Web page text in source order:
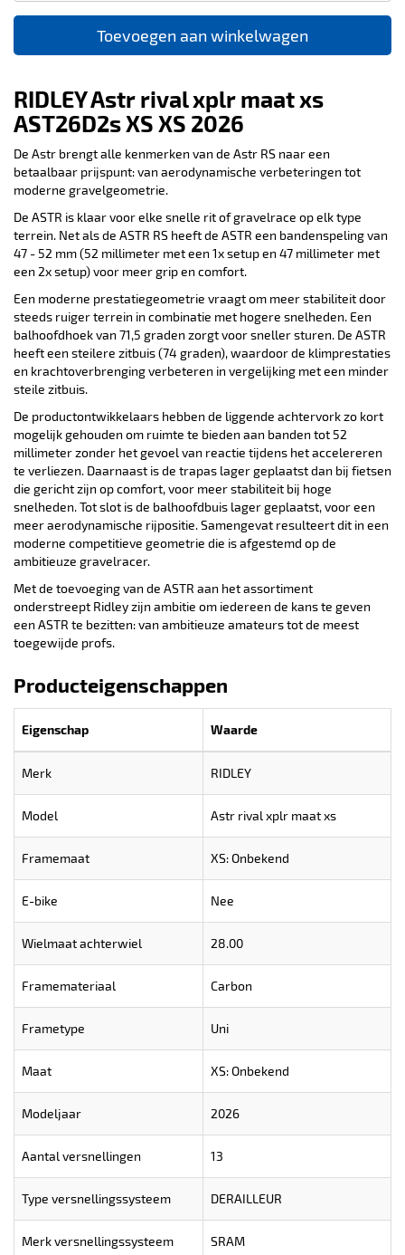
Toevoegen aan winkelwagen
RIDLEY Astr rival xplr maat xs
AST26D2s XS XS 2026
De Astr brengt alle kenmerken van de Astr RS naar een
betaalbaar prijspunt: van aerodynamische verbeteringen tot
moderne gravelgeometrie.
De ASTR is klaar voor elke snelle rit of gravelrace op elk type
terrein. Net als de ASTR RS heeft de ASTR een bandenspeling van
47 - 52 mm (52 millimeter met een 1x setup en 47 millimeter met
een 2x setup) voor meer grip en comfort.
Een moderne prestatiegeometrie vraagt om meer stabiliteit door
steeds ruiger terrein in combinatie met hogere snelheden. Een
balhoofdhoek van 71,5 graden zorgt voor sneller sturen. De ASTR
heeft een steilere zitbuis (74 graden), waardoor de klimprestaties
en krachtoverbrenging verbeteren in vergelijking met een minder
steile zitbuis.
De productontwikkelaars hebben de liggende achtervork zo kort
mogelijk gehouden om ruimte te bieden aan banden tot 52
millimeter zonder het gevoel van reactie tijdens het accelereren
te verliezen. Daarnaast is de trapas lager geplaatst dan bij fietsen
die gericht zijn op comfort, voor meer stabiliteit bij hoge
snelheden. Tot slot is de balhoofdbuis lager geplaatst, voor een
meer aerodynamische rijpositie. Samengevat resulteert dit in een
moderne competitieve geometrie die is afgestemd op de
ambitieuze gravelracer.
Met de toevoeging van de ASTR aan het assortiment
onderstreept Ridley zijn ambitie om iedereen de kans te geven
een ASTR te bezitten: van ambitieuze amateurs tot de meest
toegewijde profs.
Producteigenschappen
Eigenschap Waarde
Merk RIDLEY
Model Astr rival xplr maat xs
Framemaat XS: Onbekend
E-bike Nee
Wielmaat achterwiel 28.00
Framemateriaal Carbon
Frametype Uni
Maat XS: Onbekend
Modeljaar 2026
Aantal versnellingen 13
Type versnellingssysteem DERAILLEUR
Merk versnellingssysteem SRAM